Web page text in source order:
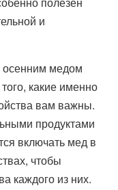
и
осенним медом
какие именно
вам важны.
продуктами
включать мед в
чтобы
каждого из них.